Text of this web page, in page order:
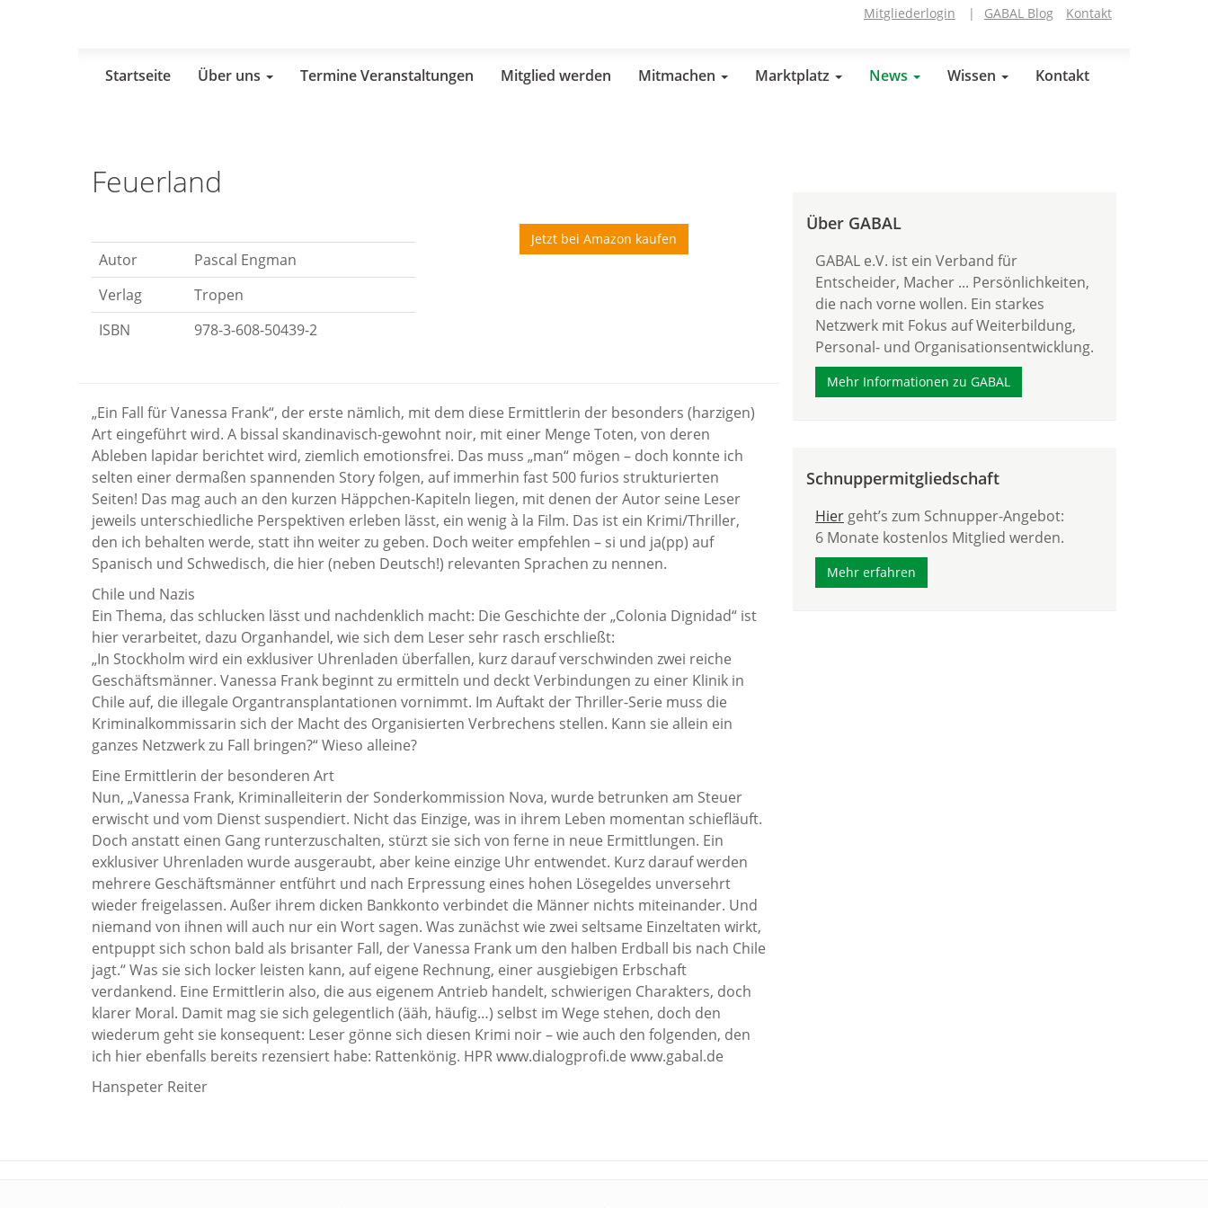
Mitgliederlogin | GABAL Blog Kontakt
Startseite Über uns Termine Veranstaltungen Mitglied werden Mitmachen Marktplatz News Wissen Kontakt
Feuerland
Autor
Pascal Engman
Verlag
Tropen
ISBN
978-3-608-50439-2
Jetzt bei Amazon kaufen
„Ein Fall für Vanessa Frank“, der erste nämlich, mit dem diese Ermittlerin der besonders (harzigen)
Art eingeführt wird. A bissal skandinavisch-gewohnt noir, mit einer Menge Toten, von deren
Ableben lapidar berichtet wird, ziemlich emotionsfrei. Das muss „man“ mögen – doch konnte ich
selten einer dermaßen spannenden Story folgen, auf immerhin fast 500 furios strukturierten
Seiten! Das mag auch an den kurzen Häppchen-Kapiteln liegen, mit denen der Autor seine Leser
jeweils unterschiedliche Perspektiven erleben lässt, ein wenig à la Film. Das ist ein Krimi/Thriller,
den ich behalten werde, statt ihn weiter zu geben. Doch weiter empfehlen – si und ja(pp) auf
Spanisch und Schwedisch, die hier (neben Deutsch!) relevanten Sprachen zu nennen.
Chile und Nazis
Ein Thema, das schlucken lässt und nachdenklich macht: Die Geschichte der „Colonia Dignidad“ ist
hier verarbeitet, dazu Organhandel, wie sich dem Leser sehr rasch erschließt:
„In Stockholm wird ein exklusiver Uhrenladen überfallen, kurz darauf verschwinden zwei reiche
Geschäftsmänner. Vanessa Frank beginnt zu ermitteln und deckt Verbindungen zu einer Klinik in
Chile auf, die illegale Organtransplantationen vornimmt. Im Auftakt der Thriller-Serie muss die
Kriminalkommissarin sich der Macht des Organisierten Verbrechens stellen. Kann sie allein ein
ganzes Netzwerk zu Fall bringen?“ Wieso alleine?
Eine Ermittlerin der besonderen Art
Nun, „Vanessa Frank, Kriminalleiterin der Sonderkommission Nova, wurde betrunken am Steuer
erwischt und vom Dienst suspendiert. Nicht das Einzige, was in ihrem Leben momentan schiefläuft.
Doch anstatt einen Gang runterzuschalten, stürzt sie sich von ferne in neue Ermittlungen. Ein
exklusiver Uhrenladen wurde ausgeraubt, aber keine einzige Uhr entwendet. Kurz darauf werden
mehrere Geschäftsmänner entführt und nach Erpressung eines hohen Lösegeldes unversehrt
wieder freigelassen. Außer ihrem dicken Bankkonto verbindet die Männer nichts miteinander. Und
niemand von ihnen will auch nur ein Wort sagen. Was zunächst wie zwei seltsame Einzeltaten wirkt,
entpuppt sich schon bald als brisanter Fall, der Vanessa Frank um den halben Erdball bis nach Chile
jagt.“ Was sie sich locker leisten kann, auf eigene Rechnung, einer ausgiebigen Erbschaft
verdankend. Eine Ermittlerin also, die aus eigenem Antrieb handelt, schwierigen Charakters, doch
klarer Moral. Damit mag sie sich gelegentlich (ääh, häufig…) selbst im Wege stehen, doch den
wiederum geht sie konsequent: Leser gönne sich diesen Krimi noir – wie auch den folgenden, den
ich hier ebenfalls bereits rezensiert habe: Rattenkönig. HPR www.dialogprofi.de www.gabal.de
Hanspeter Reiter
Über GABAL
GABAL e.V. ist ein Verband für
Entscheider, Macher ... Persönlichkeiten,
die nach vorne wollen. Ein starkes
Netzwerk mit Fokus auf Weiterbildung,
Personal- und Organisationsentwicklung.
Mehr Informationen zu GABAL
Schnuppermitgliedschaft
Hier geht’s zum Schnupper-Angebot:
6 Monate kostenlos Mitglied werden.
Mehr erfahren